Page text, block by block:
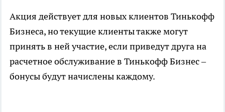
Акция действует для новых клиентов Тинькофф
Бизнеса, но текущие клиенты также могут
принять в ней участие, если приведут друга на
расчетное обслуживание в Тинькофф Бизнес –
бонусы будут начислены каждому.